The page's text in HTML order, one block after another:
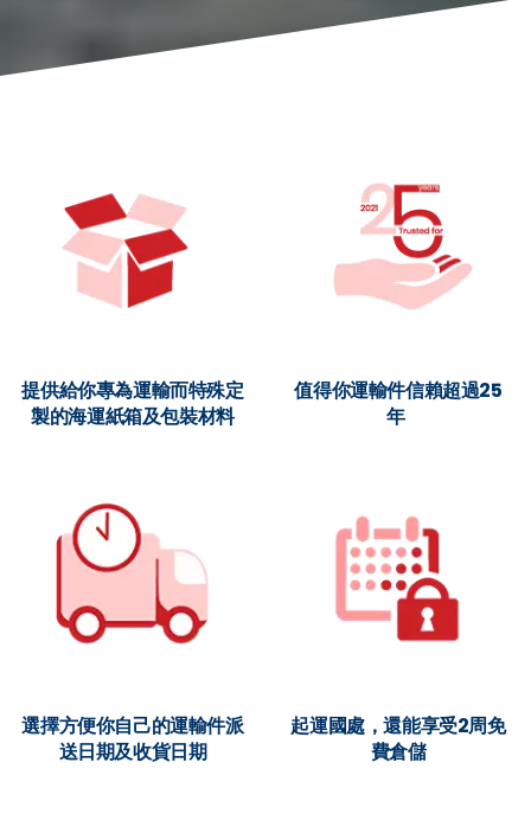
提供給你專為運輸而特殊定
製的海運紙箱及包裝材料
值得你運輸件信賴超過25
年
選擇方便你自己的運輸件派
送日期及收貨日期
起運國處，還能享受2周免
費倉儲